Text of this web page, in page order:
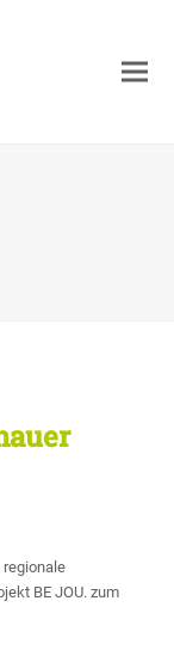
regionale
BE JOU. zum